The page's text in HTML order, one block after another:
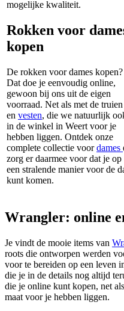
mogelijke kwaliteit.
Rokken voor
kopen
De rokken voor dames kopen?
Dat doe je eenvoudig online,
gewoon bij ons uit de eigen
voorraad. Net als met de truien
en vesten, die we natuurlijk
in de winkel in Weert voor je
hebben liggen. Ontdek onze
complete collectie voordames
zorg er daarmee voor dat je op
een stralende manier voor de
kunt komen.
Wrangler: online
Je vindt de mooie items van
roots die ontworpen werden
voor te bereiden op een leven
die je in de details nog altijd
die je online kunt kopen, net
maat voor je hebben liggen.